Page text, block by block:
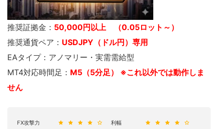
推奨証拠金： 50,000円以上 （0.05ロット～）
推奨通貨ペア： USDJPY（ドル円）専用
EAタイプ：アノマリー・実需需給型
MT4対応時間足： M5（5分足） ※これ以外では動作しま
せん
FX攻撃力 利幅